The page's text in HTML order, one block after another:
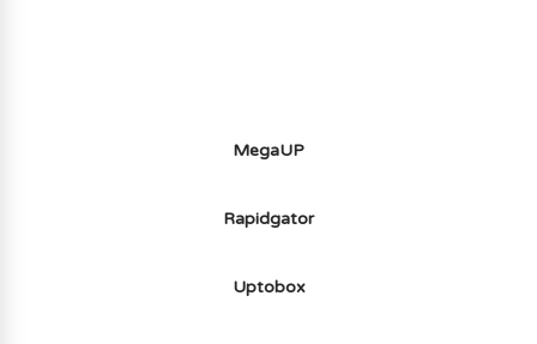
MegaUP
Rapidgator
Uptobox